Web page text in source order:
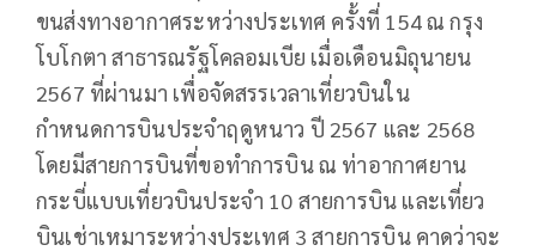
ขนส่งทางอากาศระหว่างประเทศ ครั้งที่ 154 ณ กรุง
โบโกตา สาธารณรัฐโคลอมเบีย เมื่อเดือนมิถุนายน
2567 ที่ผ่านมา เพื่อจัดสรรเวลาเที่ยวบินใน
กำหนดการบินประจำฤดูหนาว ปี 2567 และ 2568
โดยมีสายการบินที่ขอทำการบิน ณ ท่าอากาศยาน
กระบี่แบบเที่ยวบินประจำ 10 สายการบิน และเที่ยว
บินเช่าเหมาระหว่างประเทศ 3 สายการบิน คาดว่าจะ